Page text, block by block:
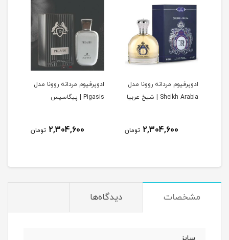
ادوپرفیوم مردانه روونا مدل
Sheikh Arabia | شیخ عربیا
2,304,600 تومان
ادوپرفیوم مردانه روونا مدل
Pigasis | پیگاسیس
2,304,600 تومان
مشخصات دیدگاه‌ها